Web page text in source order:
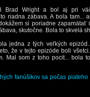
Brad Wright a bol aj pri
riadna zábava. A bola tam...
si poriadne zapamätať
skutočne. Bola to skvelá
jedna z tých veľkých
že v tejto epizóde boli
Mal som z toho pocit... bola
fanúšikov sa počas